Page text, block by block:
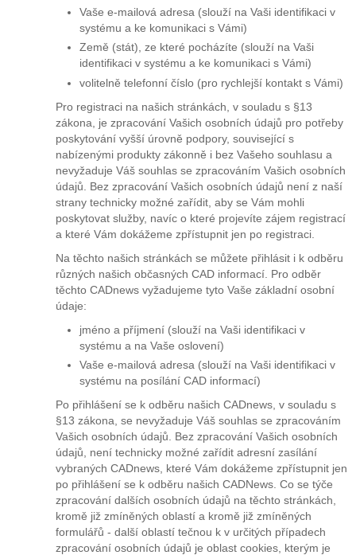
Vaše e-mailová adresa (slouží na Vaši identifikaci v
systému a ke komunikaci s Vámi)
Země (stát), ze které pocházíte (slouží na Vaši
identifikaci v systému a ke komunikaci s Vámi)
volitelně telefonní číslo (pro rychlejší kontakt s Vámi)
Pro registraci na našich stránkách, v souladu s §13
zákona, je zpracování Vašich osobních údajů pro potřeby
poskytování vyšší úrovně podpory, související s
nabízenými produkty zákonně i bez Vašeho souhlasu a
nevyžaduje Váš souhlas se zpracováním Vašich osobních
údajů. Bez zpracování Vašich osobních údajů není z naší
strany technicky možné zařídit, aby se Vám mohli
poskytovat služby, navíc o které projevíte zájem registrací
a které Vám dokážeme zpřístupnit jen po registraci.
Na těchto našich stránkách se můžete přihlásit i k odběru
různých našich občasných CAD informací. Pro odběr
těchto CADnews vyžadujeme tyto Vaše základní osobní
údaje:
jméno a příjmení (slouží na Vaši identifikaci v
systému a na Vaše oslovení)
Vaše e-mailová adresa (slouží na Vaši identifikaci v
systému na posílání CAD informací)
Po přihlášení se k odběru našich CADnews, v souladu s
§13 zákona, se nevyžaduje Váš souhlas se zpracováním
Vašich osobních údajů. Bez zpracování Vašich osobních
údajů, není technicky možné zařídit adresní zasílání
vybraných CADnews, které Vám dokážeme zpřístupnit jen
po přihlášení se k odběru našich CADNews. Co se týče
zpracování dalších osobních údajů na těchto stránkách,
kromě již zmíněných oblastí a kromě již zmíněných
formulářů - další oblastí tečnou k v určitých případech
zpracování osobních údajů je oblast cookies, kterým je